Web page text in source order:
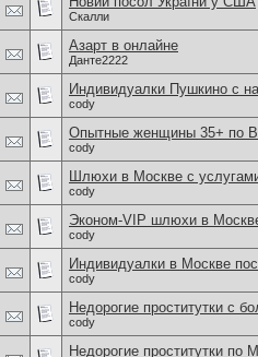
Скалли
Азарт в онлайне
Данте2222
Индивидуалки Пушкино с
cody
Опытные женщины 35+ по
cody
Шлюхи в Москве с
cody
Эконом-VIP шлюхи в
cody
Индивидуалки в Москве
cody
Недорогие проститутки с
cody
Недорогие проститутки по